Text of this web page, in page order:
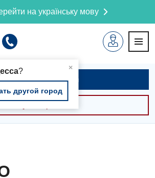
на українську мову
×
?
другой город
Записаться на приём